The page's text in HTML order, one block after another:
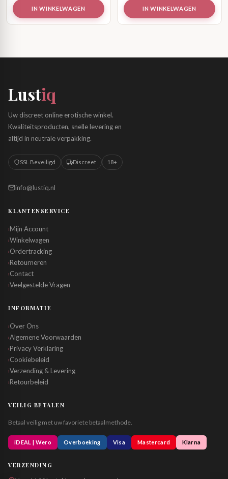
IN WINKELWAGEN IN WINKELWAGEN
Lustiq
Uw discreet online erotische winkel.
Kwaliteitsproducten, snelle levering en
altijd in neutrale verpakking.
SSL Beveiligd Discreet 18+
info@lustiq.nl
KLANTENSERVICE
›Mijn Account
›Winkelwagen
›Ordertracking
›Retourneren
›Contact
›Veelgestelde Vragen
INFORMATIE
›Over Ons
›Algemene Voorwaarden
›Privacy Verklaring
›Cookiebeleid
›Verzending & Levering
›Retourbeleid
VEILIG BETALEN
Betaal veilig met uw favoriete betaalmethode.
iDEAL | Wero Overboeking Visa Mastercard Klarna
VERZENDING